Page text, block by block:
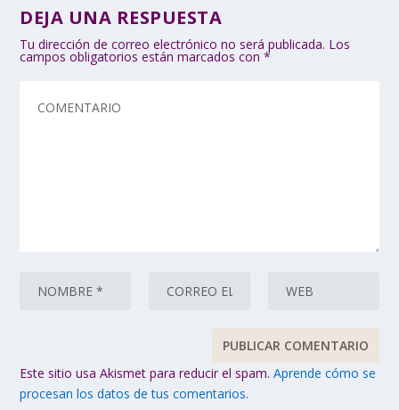
DEJA UNA RESPUESTA
Tu dirección de correo electrónico no será publicada. Los
campos obligatorios están marcados con*
Este sitio usa Akismet para reducir el spam.Aprende cómo se
procesan los datos de tus comentarios.